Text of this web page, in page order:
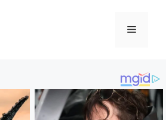
Menu